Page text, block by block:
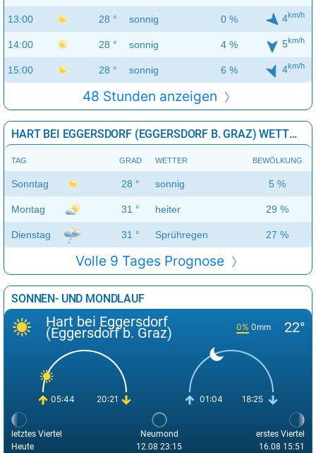
13:00 28 ° sonnig 0 % 4km/h
14:00 28 ° sonnig 4 % 5km/h
15:00 28 ° sonnig 6 % 4km/h
48 Stunden anzeigen
HART BEI EGGERSDORF (EGGERSDORF B. GRAZ) WETTER 3 TAGE
TAG GRAD WETTER BEWÖLKUNG
Sonntag 28 ° sonnig 5 %
Montag 31 ° heiter 29 %
Dienstag 31 ° Sprühregen 27 %
Volle 9 Tages Prognose
SONNEN- UND MONDLAUF
Hart bei Eggersdorf
(Eggersdorf b. Graz) 0% 0mm 22°
05:44 20:21 01:04 18:25
letztes Viertel
Heute
Neumond
12.08 23:15
erstes Viertel
16.08 15:51